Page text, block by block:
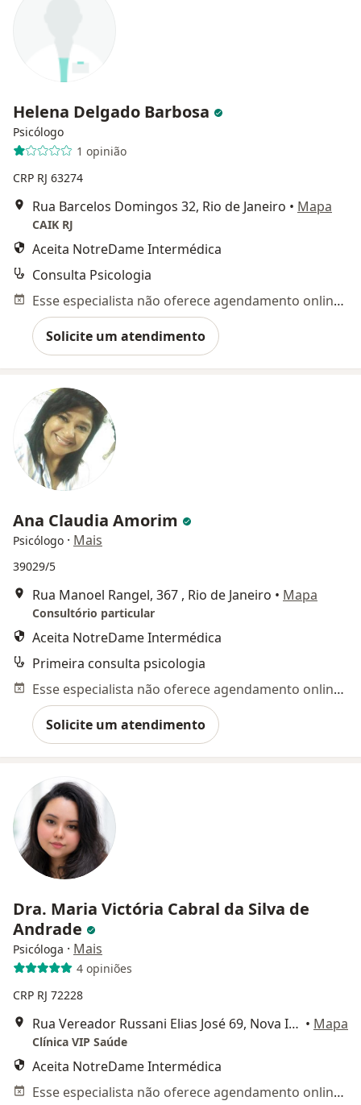
Helena Delgado Barbosa
Psicólogo
1 opinião
CRP RJ 63274
Rua Barcelos Domingos 32, Rio de Janeiro • Mapa
CAIK RJ
Aceita NotreDame Intermédica
Consulta Psicologia
Esse especialista não oferece agendamento online para esse endereço.
Solicite um atendimento
Ana Claudia Amorim
Psicólogo · Mais
39029/5
Rua Manoel Rangel, 367 , Rio de Janeiro • Mapa
Consultório particular
Aceita NotreDame Intermédica
Primeira consulta psicologia
Esse especialista não oferece agendamento online para esse endereço.
Solicite um atendimento
Dra. Maria Victória Cabral da Silva de
Andrade
Psicóloga · Mais
4 opiniões
CRP RJ 72228
Rua Vereador Russani Elias José 69, Nova Iguaçu • Mapa
Clínica VIP Saúde
Aceita NotreDame Intermédica
Esse especialista não oferece agendamento online para esse endereço.